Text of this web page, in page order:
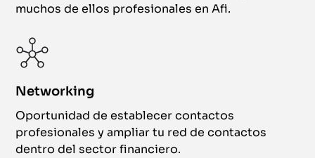
muchos de ellos profesionales en Afi.
Networking
Oportunidad de establecer contactos
profesionales y ampliar tu red de contactos
dentro del sector financiero.